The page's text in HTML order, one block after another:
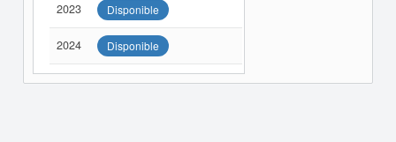
2023 Disponible
2024 Disponible